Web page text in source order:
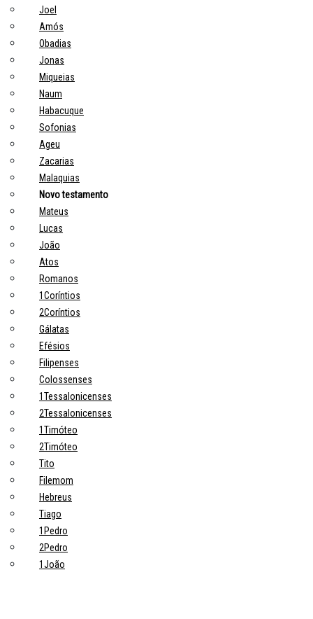
Joel
Amós
Obadias
Jonas
Miqueias
Naum
Habacuque
Sofonias
Ageu
Zacarias
Malaquias
Novo testamento
Mateus
Lucas
João
Atos
Romanos
1Coríntios
2Coríntios
Gálatas
Efésios
Filipenses
Colossenses
1Tessalonicenses
2Tessalonicenses
1Timóteo
2Timóteo
Tito
Filemom
Hebreus
Tiago
1Pedro
2Pedro
1João